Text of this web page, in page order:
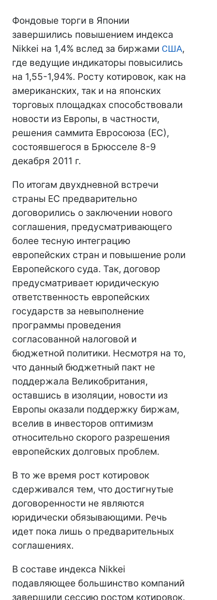
Фондовые торги в Японии
завершились повышением индекса
Nikkei на 1,4% вслед за биржами США,
где ведущие индикаторы повысились
на 1,55-1,94%. Росту котировок, как на
американских, так и на японских
торговых площадках способствовали
новости из Европы, в частности,
решения саммита Евросоюза (ЕС),
состоявшегося в Брюсселе 8-9
декабря 2011 г.
По итогам двухдневной встречи
страны ЕС предварительно
договорились о заключении нового
соглашения, предусматривающего
более тесную интеграцию
европейских стран и повышение роли
Европейского суда. Так, договор
предусматривает юридическую
ответственность европейских
государств за невыполнение
программы проведения
согласованной налоговой и
бюджетной политики. Несмотря на то,
что данный бюджетный пакт не
поддержала Великобритания,
оставшись в изоляции, новости из
Европы оказали поддержку биржам,
вселив в инвесторов оптимизм
относительно скорого разрешения
европейских долговых проблем.
В то же время рост котировок
сдерживался тем, что достигнутые
договоренности не являются
юридически обязывающими. Речь
идет пока лишь о предварительных
соглашениях.
В составе индекса Nikkei
подавляющее большинство компаний
завершили сессию ростом котировок.